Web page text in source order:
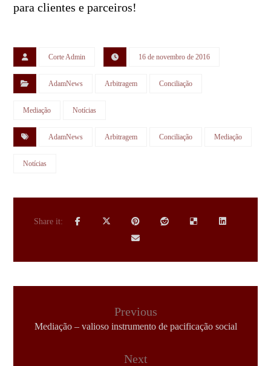
para clientes e parceiros!
Corte Admin 16 de novembro de 2016
AdamNews Arbitragem Conciliação
Mediação Notícias
AdamNews Arbitragem Conciliação Mediação
Notícias
Previous
Mediação – valioso instrumento de pacificação social
Next